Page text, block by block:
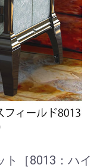
ト［8013：ハイ